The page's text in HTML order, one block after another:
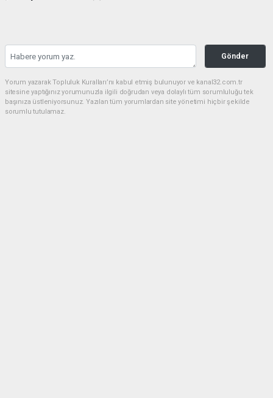
Gönder
Yorum yazarak Topluluk Kuralları’nı kabul etmiş bulunuyor ve kanal32.com.tr
sitesine yaptığınız yorumunuzla ilgili doğrudan veya dolaylı tüm sorumluluğu tek
başınıza üstleniyorsunuz. Yazılan tüm yorumlardan site yönetimi hiçbir şekilde
sorumlu tutulamaz.